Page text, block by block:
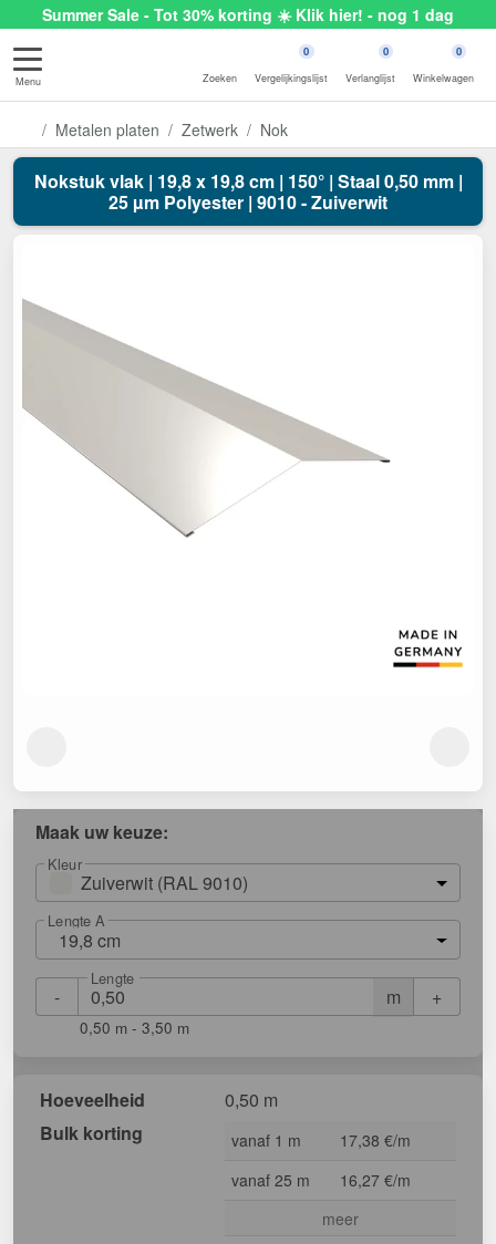
Summer Sale - Tot 30% korting ☀️ Klik hier! - nog 1 dag
Menu Zoeken
0
Vergelijkingslijst
0
Verlanglijst
0
Winkelwagen
Metalen platen Zetwerk Nok
Nokstuk vlak | 19,8 x 19,8 cm | 150° | Staal 0,50 mm |
25 µm Polyester | 9010 - Zuiverwit
Maak uw keuze:
Kleur
Zuiverwit (RAL 9010)
Lengte A
19,8 cm
- m
Lengte
+
0,50 m - 3,50 m
Hoeveelheid
0,50 m
Bulk korting
vanaf 1 m
17,38 €/m
vanaf 25 m
16,27 €/m
meer